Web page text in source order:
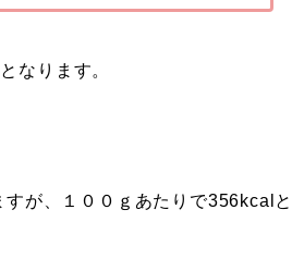
となります。
が、１００ｇあたりで356kcalと